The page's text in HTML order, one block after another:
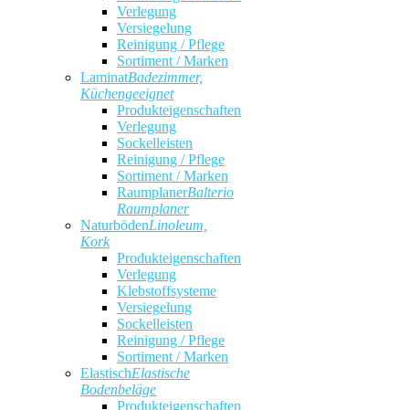
Verlegung
Versiegelung
Reinigung / Pflege
Sortiment / Marken
LaminatBadezimmer,
Küchengeeignet
Produkteigenschaften
Verlegung
Sockelleisten
Reinigung / Pflege
Sortiment / Marken
RaumplanerBalterio
Raumplaner
NaturbödenLinoleum,
Kork
Produkteigenschaften
Verlegung
Klebstoffsysteme
Versiegelung
Sockelleisten
Reinigung / Pflege
Sortiment / Marken
ElastischElastische
Bodenbeläge
Produkteigenschaften